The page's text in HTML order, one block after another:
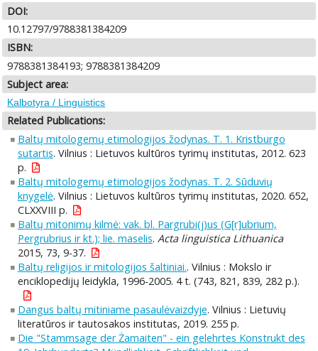
DOI:
10.12797/9788381384209
ISBN:
9788381384193; 9788381384209
Subject area:
Kalbotyra / Linguistics
Related Publications:
Baltų mitologemų etimologijos žodynas. T. 1. Kristburgo
sutartis. Vilnius : Lietuvos kultūros tyrimų institutas, 2012. 623
p.
Baltų mitologemų etimologijos žodynas. T. 2. Sūduvių
knygelė. Vilnius : Lietuvos kultūros tyrimų institutas, 2020. 652,
CLXXVIII p.
Baltų mitonimų kilmė: vak. bl. Pargrubi(j)us (G[r]ubrium,
Pergrubrius ir kt.); lie. maselis. Acta linguistica Lithuanica
2015, 73, 9-37.
Baltų religijos ir mitologijos šaltiniai.. Vilnius : Mokslo ir
enciklopedijų leidykla, 1996-2005. 4 t. (743, 821, 839, 282 p.).
Dangus baltų mitiniame pasaulėvaizdyje. Vilnius : Lietuvių
literatūros ir tautosakos institutas, 2019. 255 p.
Die "Stammsage der Żamaiten" - ein gelehrtes Konstrukt des